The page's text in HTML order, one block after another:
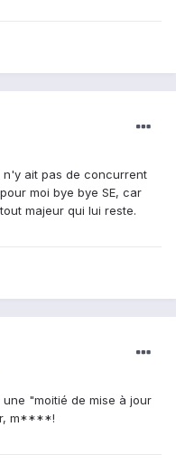
ait pas de concurrent
moi bye bye SE, car
majeur qui lui reste.
"moitié de mise à jour
m****!